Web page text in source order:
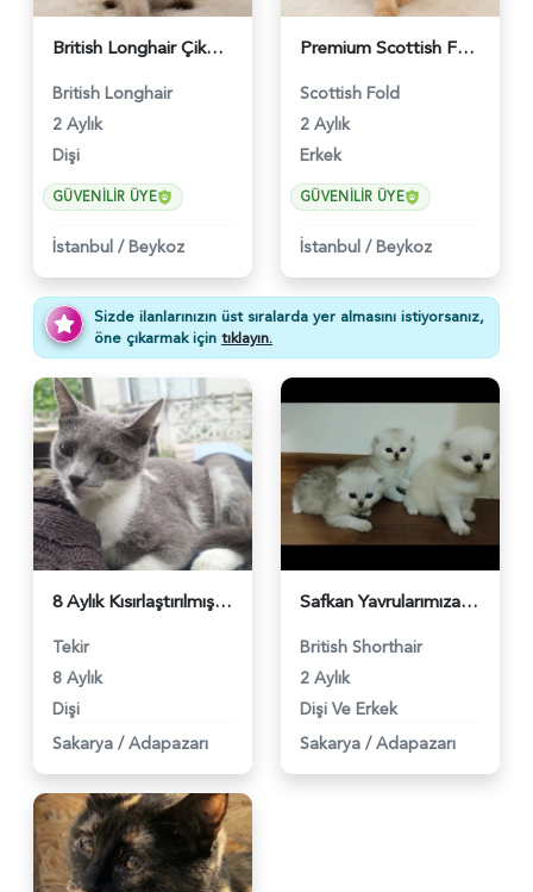
British Longhair Çikolatalı Sütlü Dişi Yavrumuz - 6347
British Longhair
2 Aylık
Dişi
GÜVENILIR ÜYE
İstanbul / Beykoz
Premium Scottish Fold Golden Yavru - 6400
Scottish Fold
2 Aylık
Erkek
GÜVENILIR ÜYE
İstanbul / Beykoz
Sizde ilanlarınızın üst sıralarda yer almasını istiyorsanız,
öne çıkarmak için tıklayın.
8 Aylık Kısırlaştırılmış Dişi Kedi - 4559
Tekir
8 Aylık
Dişi
Sakarya / Adapazarı
Safkan Yavrularımıza Yeni Yuva Arıyoruz - 3360
British Shorthair
2 Aylık
Dişi Ve Erkek
Sakarya / Adapazarı